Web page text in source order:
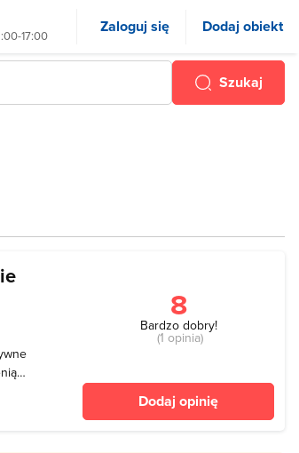
17:00 Zaloguj się Dodaj obiekt
Szukaj
8
Bardzo dobry!
(1 opinia)
Dodaj opinię